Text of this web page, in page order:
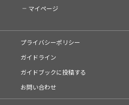
マイページ
プライバシーポリシー
ガイドライン
ガイドブックに投稿する
お問い合わせ